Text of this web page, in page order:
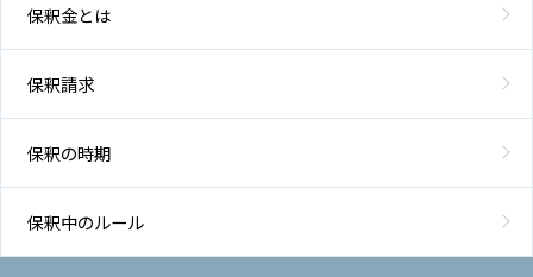
保釈金とは
保釈請求
保釈の時期
保釈中のルール